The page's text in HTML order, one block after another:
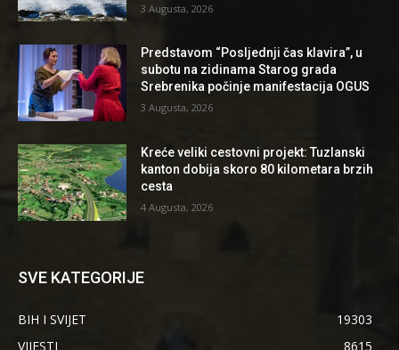
3 Augusta, 2026
Predstavom “Posljednji čas klavira”, u
subotu na zidinama Starog grada
Srebrenika počinje manifestacija OGUS
3 Augusta, 2026
Kreće veliki cestovni projekt: Tuzlanski
kanton dobija skoro 80 kilometara brzih
cesta
4 Augusta, 2026
SVE KATEGORIJE
BIH I SVIJET
19303
VIJESTI
8615